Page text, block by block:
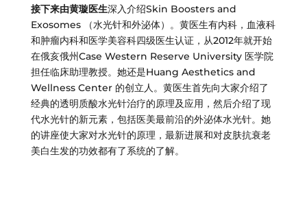
接下来由黄璇医生深入介绍Skin Boosters and
Exosomes （水光针和外泌体）。黄医生有内科，血液科
和肿瘤内科和医学美容科四级医生认证，从2012年就开始
在俄亥俄州Case Western Reserve University 医学院
担任临床助理教授。她还是Huang Aesthetics and
Wellness Center 的创立人。黄医生首先向大家介绍了
经典的透明质酸水光针治疗的原理及应用，然后介绍了现
代水光针的新元素，包括医美最前沿的外泌体水光针。她
的讲座使大家对水光针的原理，最新进展和对皮肤抗衰老
美白生发的功效都有了系统的了解。